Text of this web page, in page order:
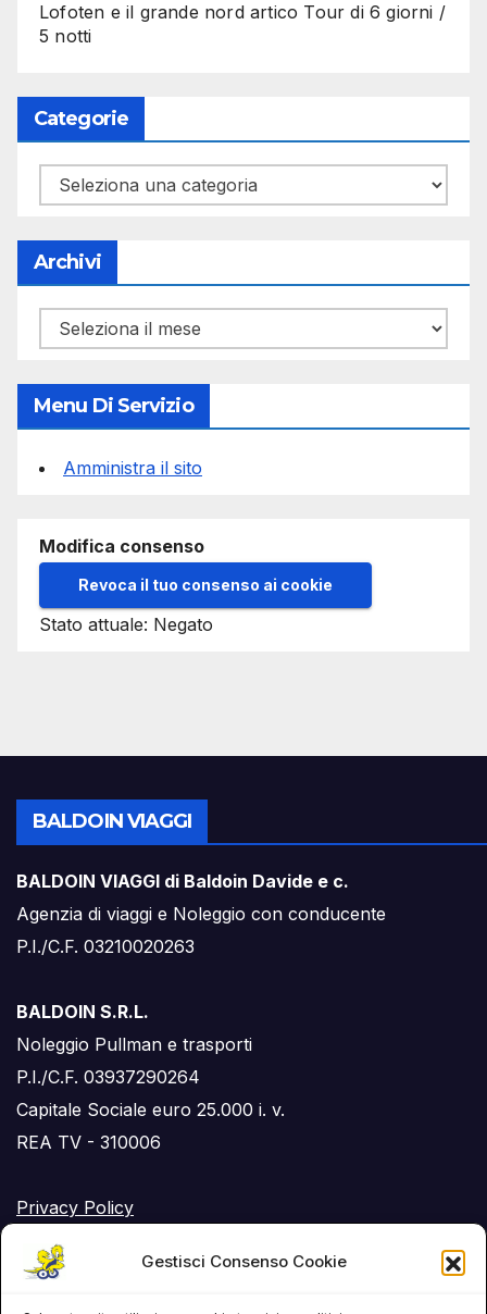
Gestisci Consenso Cookie
Lofoten e il grande nord artico Tour di 6 giorni /
5 notti
Categorie
Categorie
Archivi
Archivi
Menu Di Servizio
Amministra il sito
Modifica consenso
Revoca il tuo consenso ai cookie
Stato attuale: Negato
BALDOIN VIAGGI
BALDOIN VIAGGI di Baldoin Davide e c.
Agenzia di viaggi e Noleggio con conducente
P.I./C.F. 03210020263
BALDOIN S.R.L.
Noleggio Pullman e trasporti
P.I./C.F. 03937290264
Capitale Sociale euro 25.000 i. v.
REA TV - 310006
Privacy Policy
Cookie Policy (UE)
RSS Feed